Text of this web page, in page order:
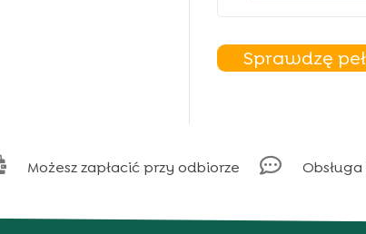
Sprawdzę
Możesz zapłacić przy odbiorze 